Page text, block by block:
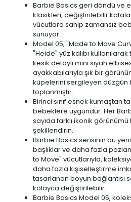
Barbie Basics geri döndü ve
klasikleri, değiştirilebilir
vücutlara sahip zamansız
sunuyor.
Model 05, "Made to Move
"Heide" yüz kalıbı
kesik detaylı mini siyah
ayakkabılarıyla şık bir
küpelerini sergileyen düzgün
toplanmıştır.
Birinci sınıf esnek kumaştan
bebeklere uygundur. Her
sayıda farklı ikonik görünümü
şekillendirin.
Barbie Basics serisinin bu
başlıklar ve daha fazla
to Move" vücutlarıyla,
daha fazla kişiselleştirme
tasarlanan boyun bağlantısı
kolayca değiştirilebilir.
Barbie Basics Model 05,